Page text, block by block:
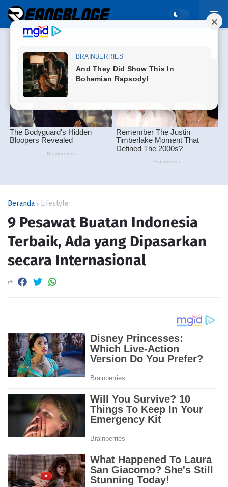
Beranda Lifestyle
9 Pesawat Buatan Indonesia
Terbaik, Ada yang Dipasarkan
secara Internasional